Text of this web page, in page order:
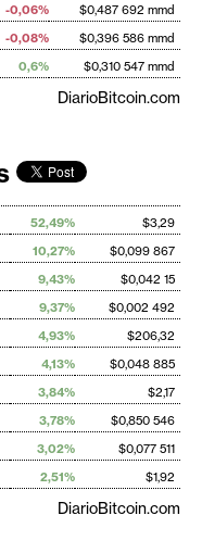
-0,06%
$0,487 692 mmd
-0,08%
$0,396 586 mmd
0,6% $0,310 547 mmd
DiarioBitcoin.com
52,49%
$3,29
10,27%
$0,099 867
9,43%
$0,042 15
9,37%
$0,002 492
4,93%
$206,32
4,13%
$0,048 885
3,84%
$2,17
3,78%
$0,850 546
3,02%
$0,077 511
2,51% $1,92
DiarioBitcoin.com